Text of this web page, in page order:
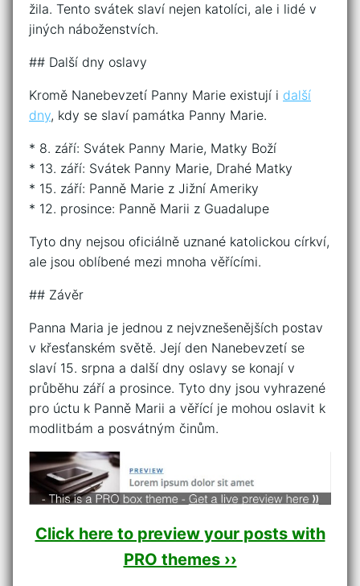
žila. Tento svátek slaví nejen katolíci, ale i lidé v
jiných náboženstvích.
## Další dny oslavy
Kromě Nanebevzetí Panny Marie existují i další
dny, kdy se slaví památka Panny Marie.
* 8. září: Svátek Panny Marie, Matky Boží
* 13. září: Svátek Panny Marie, Drahé Matky
* 15. září: Panně Marie z Jižní Ameriky
* 12. prosince: Panně Marii z Guadalupe
Tyto dny nejsou oficiálně uznané katolickou církví,
ale jsou oblíbené mezi mnoha věřícími.
## Závěr
Panna Maria je jednou z nejvznešenějších postav
v křesťanském světě. Její den Nanebevzetí se
slaví 15. srpna a další dny oslavy se konají v
průběhu září a prosince. Tyto dny jsou vyhrazené
pro úctu k Panně Marii a věřící je mohou oslavit k
modlitbám a posvátným činům.
Click here to preview your posts with
PRO themes ››